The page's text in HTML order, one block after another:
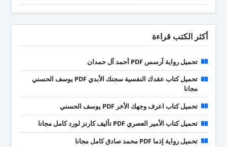
أكثر الكتب قراءة
تحميل رواية آرسس PDF أحمد آل حمدان
تحميل كتاب عقدك النفسية سجنك الأبدي PDF يوسف الحسني
مجانا
تحميل كتاب اعرف وجهك الأخر PDF يوسف الحسني
تحميل كتاب الأمير العصري PDF تأليف كارنز لورد كامل مجانا
تحميل رواية إذما PDF محمد صادق كامل مجانا